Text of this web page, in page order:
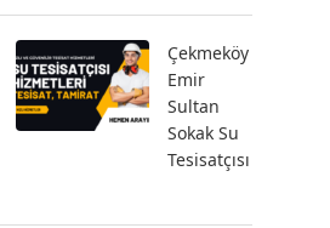
Çekmeköy
Emir
Sultan
Sokak Su
Tesisatçısı